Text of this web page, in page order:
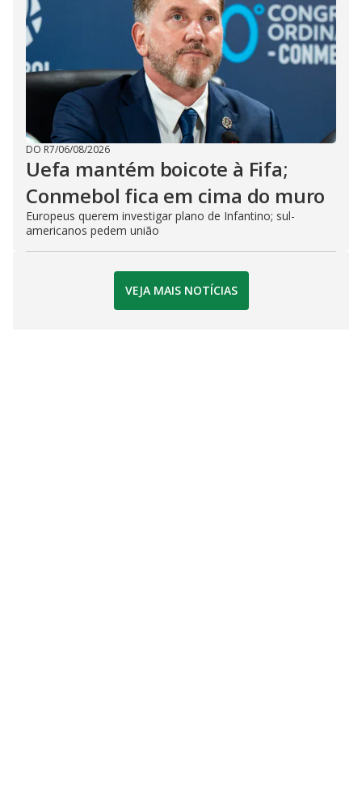
DO R7/06/08/2026
Uefa mantém boicote à Fifa;
Conmebol fica em cima do muro
Europeus querem investigar plano de Infantino; sul-
americanos pedem união
VEJA MAIS NOTÍCIAS